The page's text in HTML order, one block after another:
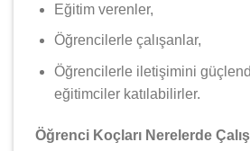
Eğitim verenler,
Öğrencilerle çalışanlar,
Öğrencilerle iletişimini
eğitimciler katılabilirler.
Öğrenci Koçları Nerelerde